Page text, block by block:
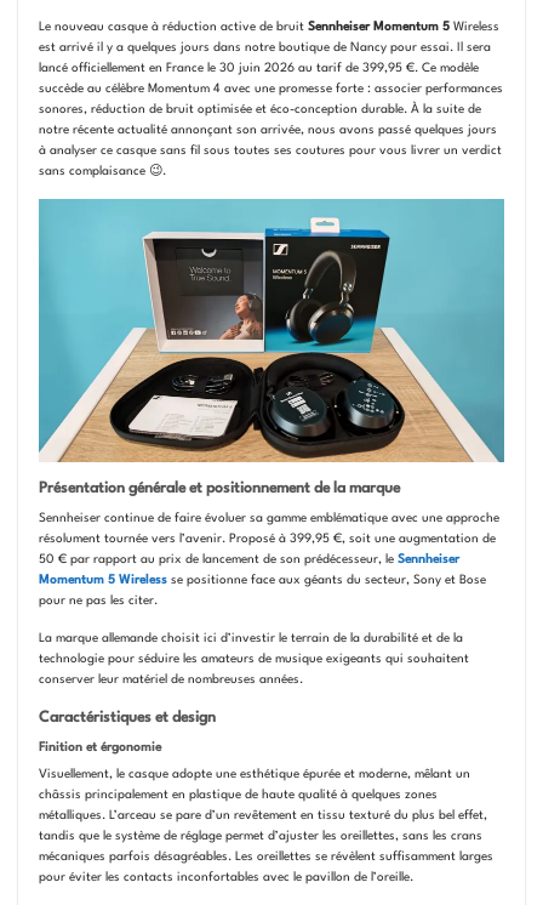
Le nouveau casque à réduction active de bruit Sennheiser Momentum 5Wireless
est arrivé il y a quelques jours dans notre boutique de Nancy pour essai. Il sera
lancé officiellement en France le 30 juin 2026 au tarif de 399,95 €. Ce modèle
succède au célèbre Momentum 4 avec une promesse forte : associer performances
sonores, réduction de bruit optimisée et éco-conception durable. À la suite de
notre récente actualité annonçant son arrivée, nous avons passé quelques jours
à analyser ce casque sans fil sous toutes ses coutures pour vous livrer un verdict
sans complaisance 😉.
Présentation générale et positionnement de la marque
Sennheiser continue de faire évoluer sa gamme emblématique avec une approche
résolument tournée vers l’avenir. Proposé à 399,95 €, soit une augmentation de
50 € par rapport au prix de lancement de son prédécesseur, le Sennheiser
Momentum 5 Wirelessse positionne face aux géants du secteur, Sony et Bose
pour ne pas les citer.
La marque allemande choisit ici d’investir le terrain de la durabilité et de la
technologie pour séduire les amateurs de musique exigeants qui souhaitent
conserver leur matériel de nombreuses années.
Caractéristiques et design
Finition et érgonomie
Visuellement, le casque adopte une esthétique épurée et moderne, mêlant un
châssis principalement en plastique de haute qualité à quelques zones
métalliques. L’arceau se pare d’un revêtement en tissu texturé du plus bel effet,
tandis que le système de réglage permet d’ajuster les oreillettes, sans les crans
mécaniques parfois désagréables. Les oreillettes se révèlent suffisamment larges
pour éviter les contacts inconfortables avec le pavillon de l’oreille.